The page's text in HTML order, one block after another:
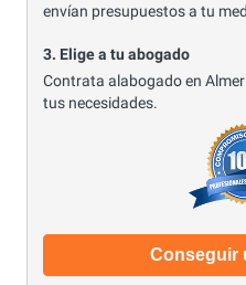
envían presupuestos a tu
3. Elige a tu abogado
Contrata alabogado en
tus necesidades.
Conseguir